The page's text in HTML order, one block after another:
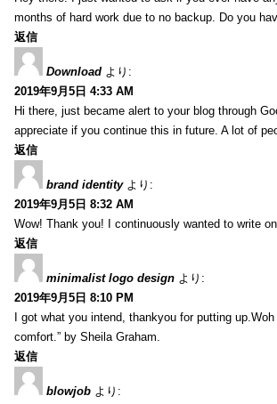
months of hard work due to no backup. Do you
返信
Download より:
2019年9月5日 4:33 AM
Hi there, just became alert to your blog through
appreciate if you continue this in future. A lot of
返信
brand identity より:
2019年9月5日 8:32 AM
Wow! Thank you! I continuously wanted to write
返信
minimalist logo design より:
2019年9月5日 8:10 PM
I got what you intend, thankyou for putting
comfort.” by Sheila Graham.
返信
blowjob より: